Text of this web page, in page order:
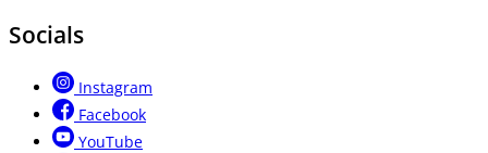
Socials
Instagram
Facebook
YouTube